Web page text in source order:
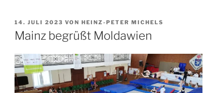
VERÖFFENTLICHT
AM
14. JULI 2023 VON HEINZ-PETER MICHELS
Mainz begrüßt Moldawien